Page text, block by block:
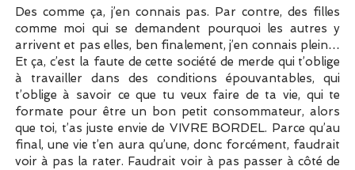
Des comme ça, j’en connais pas. Par contre, des filles
comme moi qui se demandent pourquoi les autres y
arrivent et pas elles, ben finalement, j’en connais plein…
Et ça, c’est la faute de cette société de merde qui t’oblige
à travailler dans des conditions épouvantables, qui
t’oblige à savoir ce que tu veux faire de ta vie, qui te
formate pour être un bon petit consommateur, alors
que toi, t’as juste envie de VIVRE BORDEL. Parce qu’au
final, une vie t’en aura qu’une, donc forcément, faudrait
voir à pas la rater. Faudrait voir à pas passer à côté de